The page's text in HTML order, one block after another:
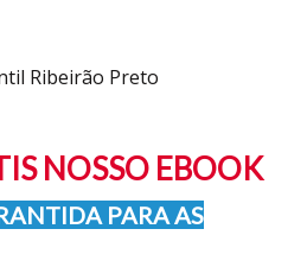
Ribeirão Preto
NOSSO EBOOK
PARA AS